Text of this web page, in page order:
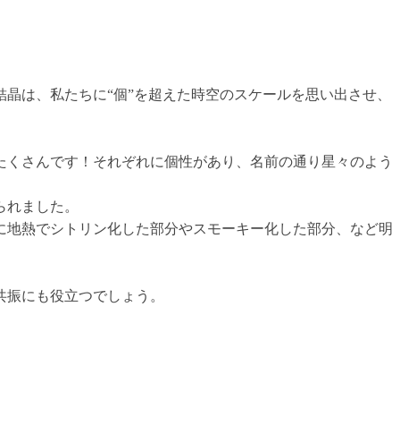
は、私たちに“個”を超えた時空のスケールを思い出させ、
さんです！それぞれに個性があり、名前の通り星々のよう
ました。
熱でシトリン化した部分やスモーキー化した部分、など明
にも役立つでしょう。